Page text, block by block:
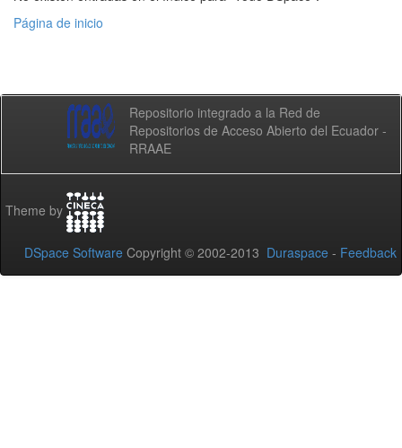
Página de inicio
Repositorio integrado a la Red de
Repositorios de Acceso Abierto del Ecuador -
RRAAE
Theme by
DSpace Software Copyright © 2002-2013 Duraspace - Feedback